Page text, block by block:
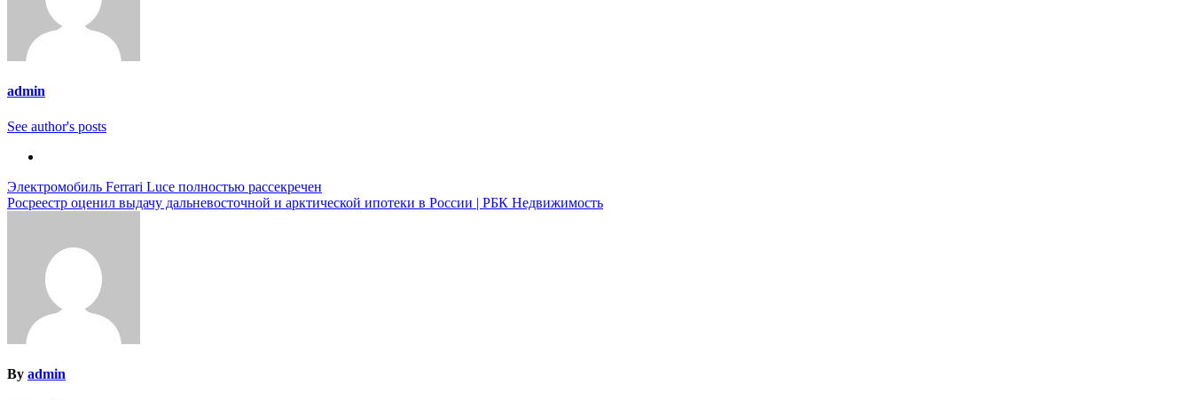
admin
See author's posts
Навигация
по
Электромобиль Ferrari Luce полностью рассекречен
Росреестр оценил выдачу дальневосточной и арктической ипотеки в России | РБК Недвижимость
By admin